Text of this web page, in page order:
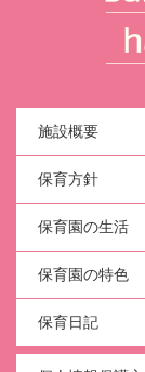
施設概要
保育方針
保育園の生活
保育園の特色
保育日記